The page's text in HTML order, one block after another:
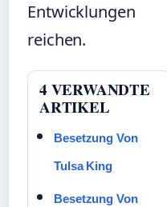
Entwicklungen
reichen.
4 VERWANDTE
ARTIKEL
Besetzung Von
Tulsa King
Besetzung Von